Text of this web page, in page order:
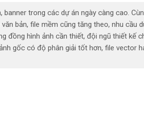
trong các dự án ngày càng cao.
bản, file mềm cũng tăng theo, nhu cầu
đồng hình ảnh cần thiết, đội ngũ thiết kế
gốc có độ phân giải tốt hơn, file vector